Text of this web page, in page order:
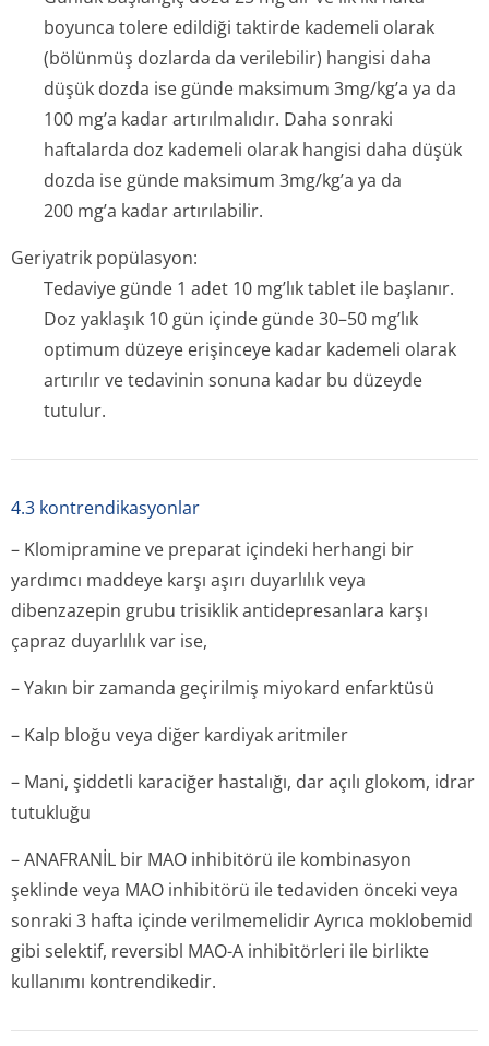
boyunca tolere edildiği taktirde kademeli olarak
(bölünmüş dozlarda da verilebilir) hangisi daha
düşük dozda ise günde maksimum 3mg/kg’a ya da
100 mg’a kadar artırılmalıdır. Daha sonraki
haftalarda doz kademeli olarak hangisi daha düşük
dozda ise günde maksimum 3mg/kg’a ya da
200 mg’a kadar artırılabilir.
Geriyatrik popülasyon:
Tedaviye günde 1 adet 10 mg’lık tablet ile başlanır.
Doz yaklaşık 10 gün içinde günde 30–50 mg’lık
optimum düzeye erişinceye kadar kademeli olarak
artırılır ve tedavinin sonuna kadar bu düzeyde
tutulur.
4.3 kontrendikasyonlar
– Klomipramine ve preparat içindeki herhangi bir
yardımcı maddeye karşı aşırı duyarlılık veya
dibenzazepin grubu trisiklik antidepresanlara karşı
çapraz duyarlılık var ise,
– Yakın bir zamanda geçirilmiş miyokard enfarktüsü
– Kalp bloğu veya diğer kardiyak aritmiler
– Mani, şiddetli karaciğer hastalığı, dar açılı glokom, idrar
tutukluğu
– ANAFRANİL bir MAO inhibitörü ile kombinasyon
şeklinde veya MAO inhibitörü ile tedaviden önceki veya
sonraki 3 hafta içinde verilmemelidir Ayrıca moklobemid
gibi selektif, reversibl MAO-A inhibitörleri ile birlikte
kullanımı kontrendikedir.